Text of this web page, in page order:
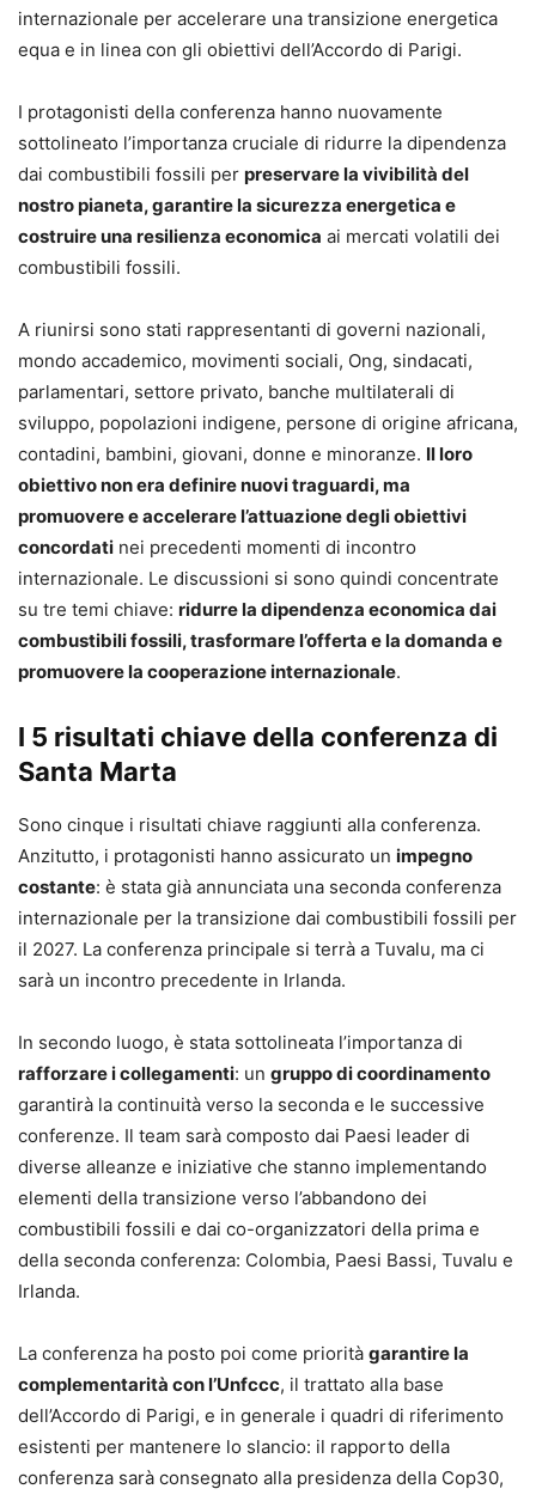
internazionale per accelerare una transizione energetica
equa e in linea con gli obiettivi dell’Accordo di Parigi.
I protagonisti della conferenza hanno nuovamente
sottolineato l’importanza cruciale di ridurre la dipendenza
dai combustibili fossili per preservare la vivibilità del
nostro pianeta, garantire la sicurezza energetica e
costruire una resilienza economica ai mercati volatili dei
combustibili fossili.
A riunirsi sono stati rappresentanti di governi nazionali,
mondo accademico, movimenti sociali, Ong, sindacati,
parlamentari, settore privato, banche multilaterali di
sviluppo, popolazioni indigene, persone di origine africana,
contadini, bambini, giovani, donne e minoranze. Il loro
obiettivo non era definire nuovi traguardi, ma
promuovere e accelerare l’attuazione degli obiettivi
concordati nei precedenti momenti di incontro
internazionale. Le discussioni si sono quindi concentrate
su tre temi chiave: ridurre la dipendenza economica dai
combustibili fossili, trasformare l’offerta e la domanda e
promuovere la cooperazione internazionale.
I 5 risultati chiave della conferenza di
Santa Marta
Sono cinque i risultati chiave raggiunti alla conferenza.
Anzitutto, i protagonisti hanno assicurato un impegno
costante: è stata già annunciata una seconda conferenza
internazionale per la transizione dai combustibili fossili per
il 2027. La conferenza principale si terrà a Tuvalu, ma ci
sarà un incontro precedente in Irlanda.
In secondo luogo, è stata sottolineata l’importanza di
rafforzare i collegamenti: un gruppo di coordinamento
garantirà la continuità verso la seconda e le successive
conferenze. Il team sarà composto dai Paesi leader di
diverse alleanze e iniziative che stanno implementando
elementi della transizione verso l’abbandono dei
combustibili fossili e dai co-organizzatori della prima e
della seconda conferenza: Colombia, Paesi Bassi, Tuvalu e
Irlanda.
La conferenza ha posto poi come priorità garantire la
complementarità con l’Unfccc, il trattato alla base
dell’Accordo di Parigi, e in generale i quadri di riferimento
esistenti per mantenere lo slancio: il rapporto della
conferenza sarà consegnato alla presidenza della Cop30,